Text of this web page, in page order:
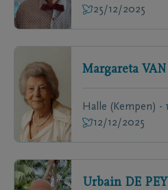
25/12/2025
Margareta
Halle (Kempen) -
12/12/2025
Urbain DE